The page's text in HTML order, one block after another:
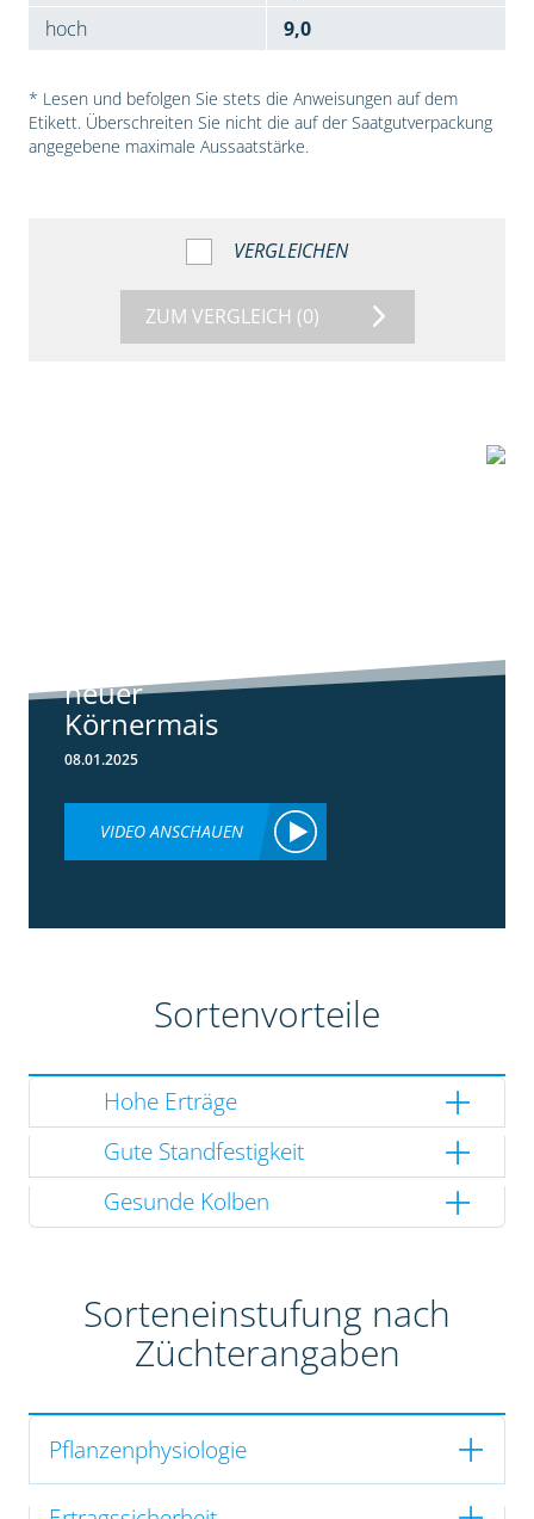
hoch
9,0
* Lesen und befolgen Sie stets die Anweisungen auf dem
Etikett. Überschreiten Sie nicht die auf der Saatgutverpackung
angegebene maximale Aussaatstärke.
VERGLEICHEN
ZUM VERGLEICH (0)
neuer
Körnermais
08.01.2025
VIDEO ANSCHAUEN
Sortenvorteile
Hohe Erträge
Gute Standfestigkeit
Gesunde Kolben
Sorteneinstufung nach
Züchterangaben
Pflanzenphysiologie